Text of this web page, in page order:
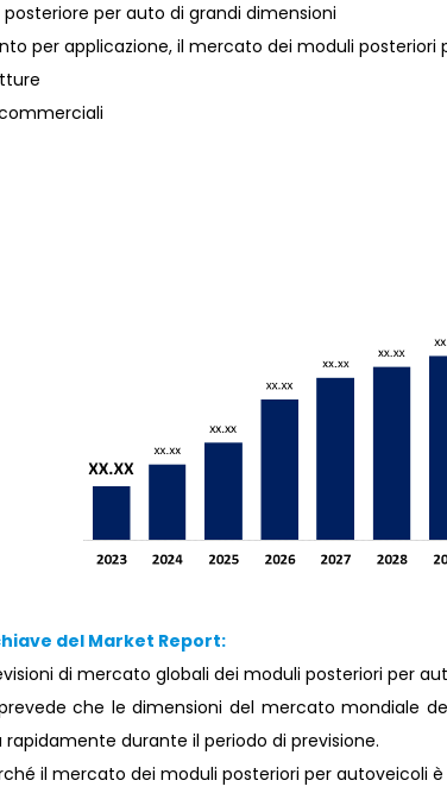
posteriore per auto di grandi dimensioni
per applicazione, il mercato dei moduli posteriori
del Market Report:
di mercato globali dei moduli posteriori per
che le dimensioni del mercato mondiale
rapidamente durante il periodo di previsione.
il mercato dei moduli posteriori per autoveicoli